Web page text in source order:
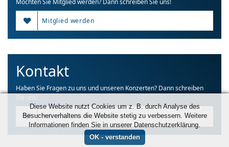
Mitglied werden
Kontakt
Haben Sie Fragen zu uns und unseren Konzerten? Dann schreiben
Sie uns!
Informationen anfordern
Diese Website nutzt Cookies um z. B. durch Analyse des
Besucherverhaltens die Website stetig zu verbessern. Weitere
Informationen finden Sie in unserer Datenschutzerklärung.